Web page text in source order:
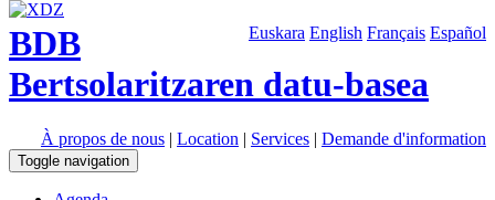
Euskara English Français Español
BDB
Bertsolaritzaren datu-basea
À propos de nous | Location | Services | Demande d'information
Toggle navigation